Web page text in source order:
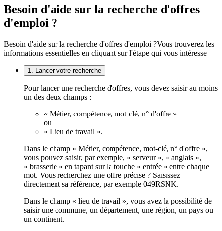
Besoin d'aide sur la recherche d'offres
d'emploi ?
Besoin d'aide sur la recherche d'offres d'emploi ?Vous trouverez les
informations essentielles en cliquant sur l'étape qui vous intéresse
1. Lancer votre recherche
Pour lancer une recherche d'offres, vous devez saisir au moins
un des deux champs :
« Métier, compétence, mot-clé, n° d'offre »
ou
« Lieu de travail ».
Dans le champ « Métier, compétence, mot-clé, n° d'offre »,
vous pouvez saisir, par exemple, « serveur », « anglais »,
« brasserie » en tapant sur la touche « entrée » entre chaque
mot. Vous recherchez une offre précise ? Saisissez
directement sa référence, par exemple 049RSNK.
Dans le champ « lieu de travail », vous avez la possibilité de
saisir une commune, un département, une région, un pays ou
un continent.